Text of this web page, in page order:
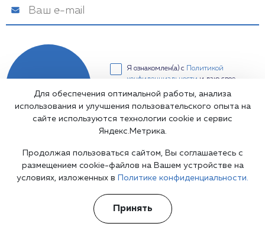
Я ознакомлен(а) с
Политикой
конфиденциальности и даю свое
Согласие на обработку
персональных данных
Основные реквизиты компании ООО "Медтайм"
Дата создания: 28.08.2018
Для обеспечения оптимальной работы, анализа
использования и улучшения пользовательского опыта на
сайте используются технологии cookie и сервис
Яндекс.Метрика.
Продолжая пользоваться сайтом, Вы соглашаетесь с
размещением cookie-файлов на Вашем устройстве на
условиях, изложенных в
Политике конфиденциальности.
Принять